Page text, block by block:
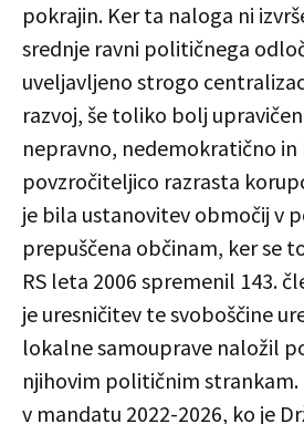
pokrajin. Ker ta naloga ni
srednje ravni političnega
uveljavljeno strogo
razvoj, še toliko bolj
nepravno, nedemokratično
povzročiteljico razrasta
je bila ustanovitev območij v
prepuščena občinam, ker se
RS leta 2006 spremenil 143.
je uresničitev te svoboščine
lokalne samouprave naložil
njihovim političnim strankam.
v mandatu 2022-2026, ko je